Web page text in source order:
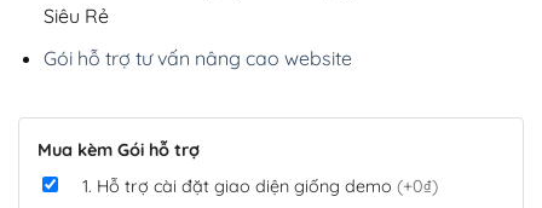
Siêu Rẻ
Gói hỗ trợ tư vấn nâng cao website
Mua kèm Gói hỗ trợ
1. Hỗ trợ cài đặt giao diện giống demo (+0₫)